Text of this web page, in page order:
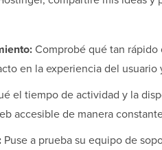
Comprobé qué tan
en la experiencia del usuario
el tiempo de actividad y la
accesible de manera
Puse a prueba su equipo de